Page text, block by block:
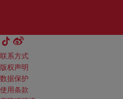
联系方式
版权声明
数据保护
使用条款